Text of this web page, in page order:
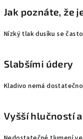
Jak poznáte, že
Nízký tlak dusíku se
Slabšími údery
Kladivo nemá
Vyšší hlučností